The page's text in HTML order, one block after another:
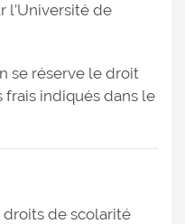
l’Université de
se réserve le droit
frais indiqués dans le
de scolarité